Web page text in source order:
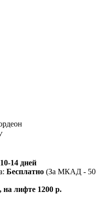
10-14 дней
Бесплатно (За МКАД - 50
на лифте 1200 р.